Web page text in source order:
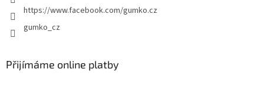
https://www.facebook.com/gumko.cz
gumko_cz
Přijímáme online platby